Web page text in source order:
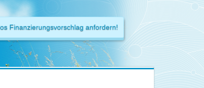
Finanzierungsvorschlag anfordern!